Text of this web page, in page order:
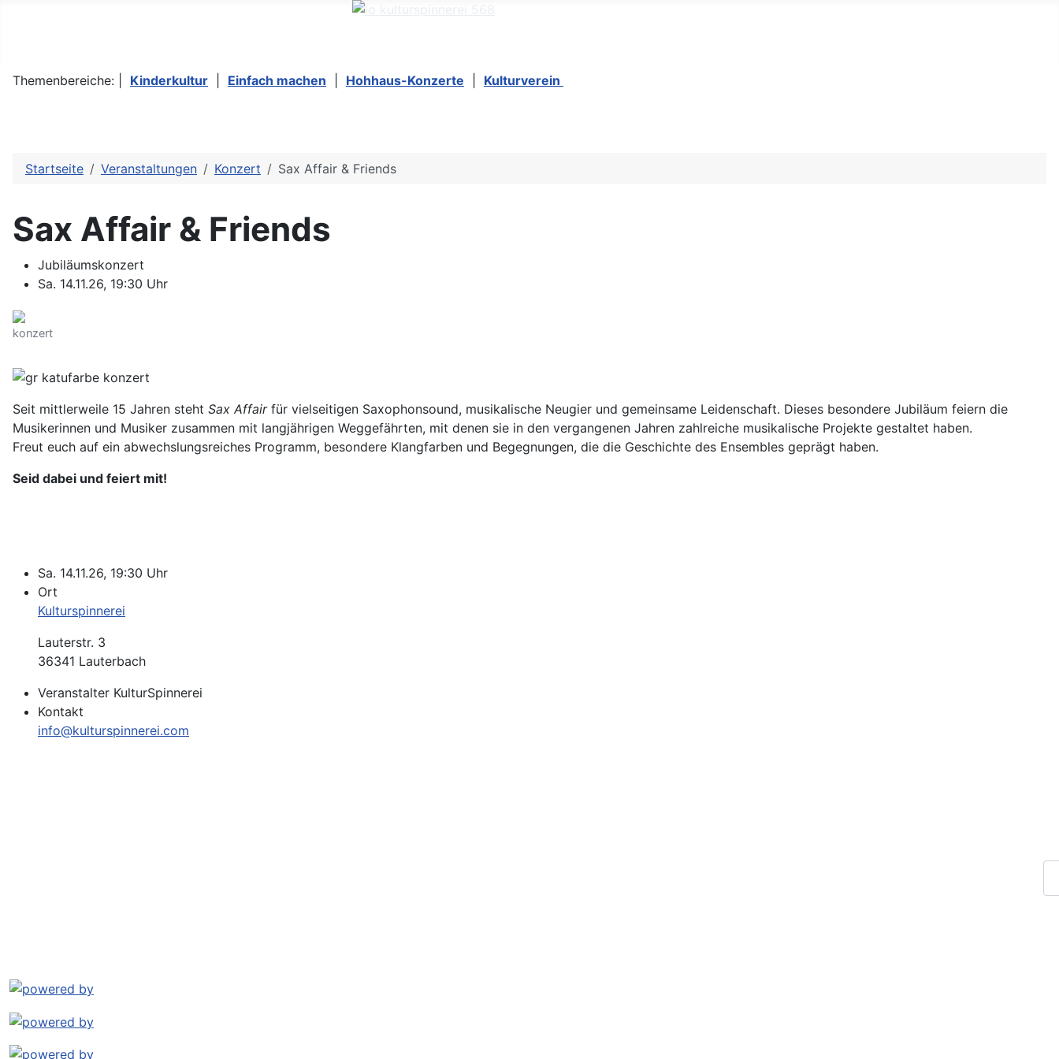
Themenbereiche: | Kinderkultur Einfach machen Hohhaus-Konzerte Kulturverein
Startseite Veranstaltungen Konzert Sax Affair & Friends
Sax Affair & Friends
Jubiläumskonzert
Sa. 14.11.26, 19:30 Uhr
konzert
Seit mittlerweile 15 Jahren steht Sax Affairfür vielseitigen Saxophonsound, musikalische Neugier und gemeinsame Leidenschaft. Dieses besondere Jubiläum feiern die
Musikerinnen und Musiker zusammen mit langjährigen Weggefährten, mit denen sie in den vergangenen Jahren zahlreiche musikalische Projekte gestaltet haben.
Freut euch auf ein abwechslungsreiches Programm, besondere Klangfarben und Begegnungen, die die Geschichte des Ensembles geprägt haben.
Seid dabei und feiert mit!
Sa. 14.11.26, 19:30 Uhr
Ort
Kulturspinnerei
Lauterstr. 3
36341 Lauterbach
Veranstalter KulturSpinnerei
Kontakt
info@kulturspinnerei.com